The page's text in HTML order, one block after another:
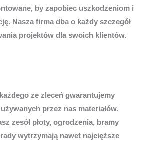
by zapobiec uszkodzeniom i
Nasza firma dba o każdy szczegół
projektów dla swoich klientów.
ze zleceń gwarantujemy
przez nas materiałów.
zesół płoty, ogrodzenia, bramy
wytrzymają nawet najcięższe